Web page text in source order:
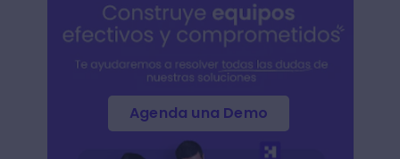
Agenda una Demo